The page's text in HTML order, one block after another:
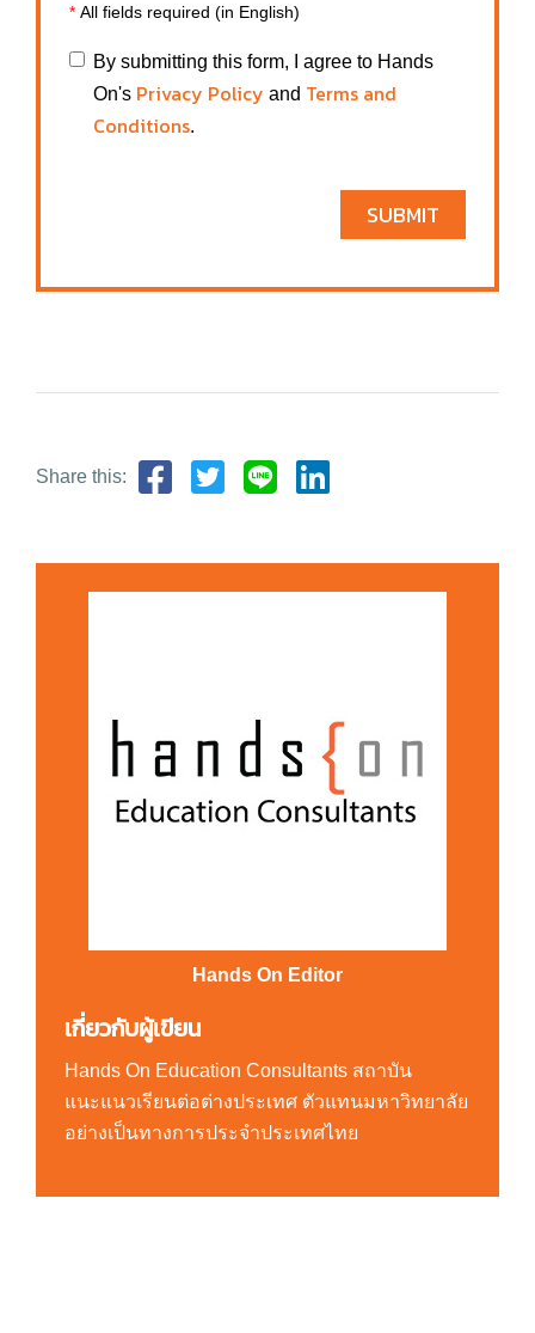
* All fields required (in English)
By submitting this form, I agree to Hands
On's Privacy Policy and Terms and
Conditions.
SUBMIT
Share this:
Hands On Editor
เกี่ยวกับผู้เขียน
Hands On Education Consultants สถาบัน
แนะแนวเรียนต่อต่างประเทศ ตัวแทนมหาวิทยาลัย
อย่างเป็นทางการประจำประเทศไทย